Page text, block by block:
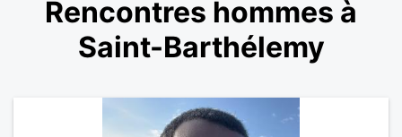
Rencontres hommes à
Saint-Barthélemy